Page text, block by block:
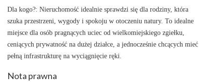
Dla kogo?: Nieruchomość idealnie sprawdzi się dla rodziny, która
szuka przestrzeni, wygody i spokoju w otoczeniu natury. To idealne
miejsce dla osób pragnących uciec od wielkomiejskiego zgiełku,
ceniących prywatność na dużej działce, a jednocześnie chcących mieć
pełną infrastrukturę na wyciągnięcie ręki.
Nota prawna